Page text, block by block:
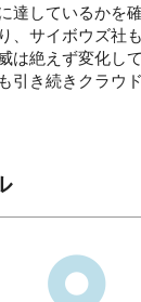
達しているかを
、サイボウズ社
は絶えず変化し
引き続きクラウ